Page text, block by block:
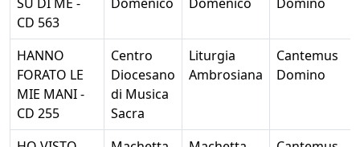
CD 563
HANNO
FORATO LE
MIE MANI -
CD 255
Centro
Diocesano
di Musica
Sacra
Liturgia
Ambrosiana
Cantemus
Domino